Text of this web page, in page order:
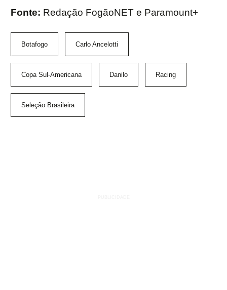
Fonte: Redação FogãoNET e Paramount+
Botafogo Carlo Ancelotti
Copa Sul-Americana Danilo Racing
Seleção Brasileira